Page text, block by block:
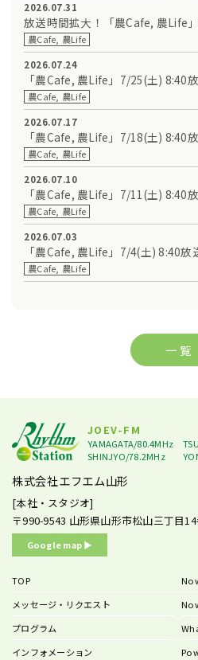
2026.07.31
放送時間拡大！「農Cafe, 農Life
農Cafe, 農Life
2026.07.24
「農Cafe, 農Life」7/25(土) 8:40放
農Cafe, 農Life
2026.07.17
「農Cafe, 農Life」7/18(土) 8:40放
農Cafe, 農Life
2026.07.10
「農Cafe, 農Life」7/11(土) 8:40放
農Cafe, 農Life
2026.07.03
「農Cafe, 農Life」7/4(土) 8:40放
農Cafe, 農Life
一 覧
JOEV-FM
YAMAGATA/80.4MHz
SHINJYO/78.2MHz
株式会社エフエム山形
[本社・スタジオ]
〒990-9543 山形県山形市松山三丁目
Google map ▶︎
TOP
メッセージ・リクエスト
プログラム
インフォメーション